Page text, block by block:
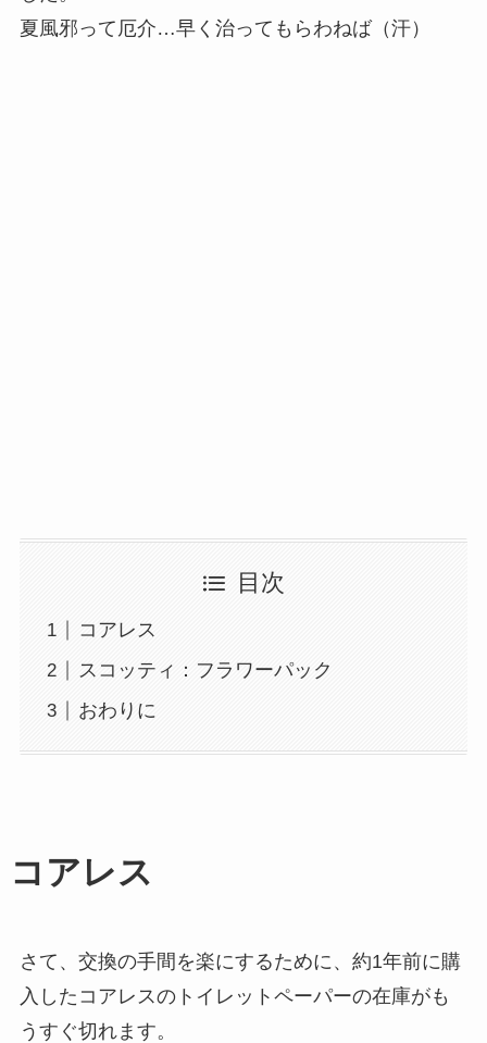
夏風邪って厄介…早く治ってもらわねば（汗）
目次
コアレス
スコッティ：フラワーパック
おわりに
コアレス
さて、交換の手間を楽にするために、約1年前に購
入したコアレスのトイレットペーパーの在庫がも
うすぐ切れます。